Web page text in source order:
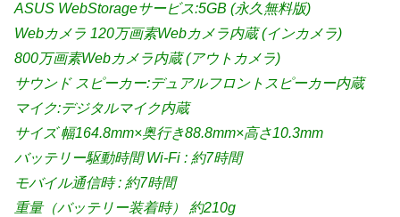
ASUS WebStorageサービス:5GB (永久無料版)
Webカメラ 120万画素Webカメラ内蔵 (インカメラ)
800万画素Webカメラ内蔵 (アウトカメラ)
サウンド スピーカー:デュアルフロントスピーカー内蔵
マイク:デジタルマイク内蔵
サイズ 幅164.8mm×奥行き88.8mm×高さ10.3mm
バッテリー駆動時間 Wi-Fi : 約7時間
モバイル通信時 : 約7時間
重量（バッテリー装着時） 約210g